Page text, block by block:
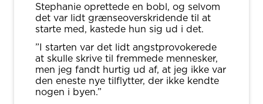
Stephanie oprettede en bobl, og selvom
det var lidt grænseoverskridende til at
starte med, kastede hun sig ud i det.
”I starten var det lidt angstprovokerede
at skulle skrive til fremmede mennesker,
men jeg fandt hurtig ud af, at jeg ikke var
den eneste nye tilflytter, der ikke kendte
nogen i byen.”